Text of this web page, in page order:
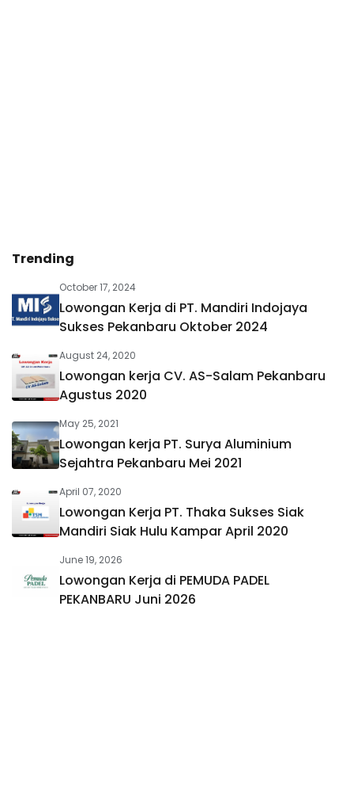
Trending
October 17, 2024
Lowongan Kerja di PT. Mandiri Indojaya
Sukses Pekanbaru Oktober 2024
August 24, 2020
Lowongan kerja CV. AS-Salam Pekanbaru
Agustus 2020
May 25, 2021
Lowongan kerja PT. Surya Aluminium
Sejahtra Pekanbaru Mei 2021
April 07, 2020
Lowongan Kerja PT. Thaka Sukses Siak
Mandiri Siak Hulu Kampar April 2020
June 19, 2026
Lowongan Kerja di PEMUDA PADEL
PEKANBARU Juni 2026